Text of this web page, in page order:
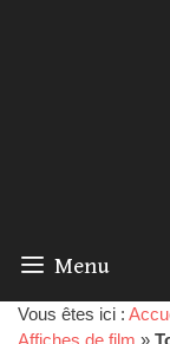
Menu
Vous êtes ici :
Affiches de film »